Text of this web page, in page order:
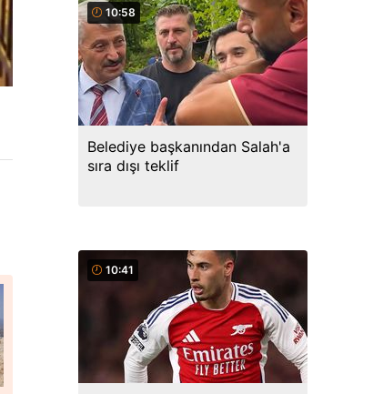
10:58
Belediye başkanından Salah'a
sıra dışı teklif
10:41